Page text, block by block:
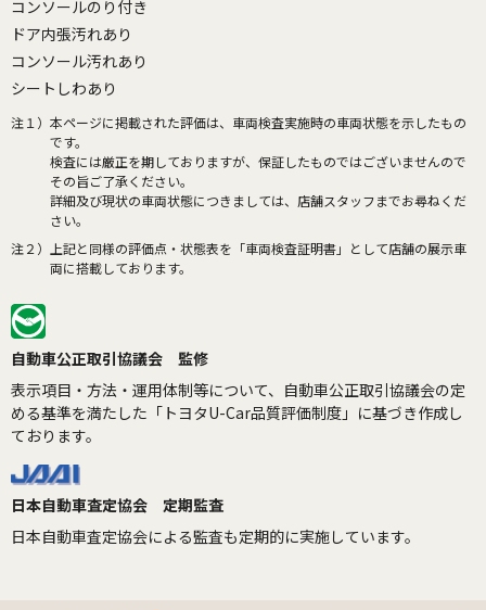
コンソールのり付き
ドア内張汚れあり
コンソール汚れあり
シートしわあり
注１） 本ページに掲載された評価は、車両検査実施時の車両状態を示したもの
です。
検査には厳正を期しておりますが、保証したものではございませんので
その旨ご了承ください。
詳細及び現状の車両状態につきましては、店舗スタッフまでお尋ねくだ
さい。
注２）
上記と同様の評価点・状態表を「車両検査証明書」として店舗の展示車
両に搭載しております。
自動車公正取引協議会 監修
表示項目・方法・運用体制等について、自動車公正取引協議会の定
める基準を満たした「トヨタU-Car品質評価制度」に基づき作成し
ております。
日本自動車査定協会 定期監査
日本自動車査定協会による監査も定期的に実施しています。